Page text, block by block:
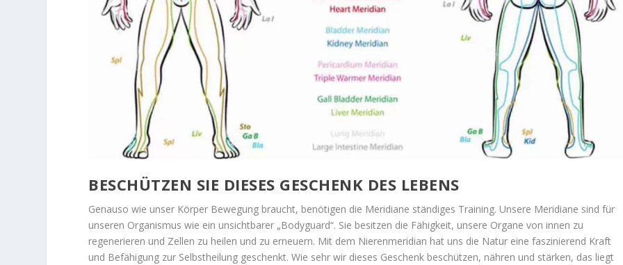
BESCHÜTZEN SIE DIESES GESCHENK DES LEBENS
Genauso wie unser Körper Bewegung braucht, benötigen die Meridiane ständiges Training. Unsere Meridiane sind für
unseren Organismus wie ein unsichtbarer „Bodyguard“. Sie besitzen die Fähigkeit, unsere Organe von innen zu
regenerieren und Zellen zu heilen und zu erneuern. Mit dem Nierenmeridian hat uns die Natur eine faszinierend Kraft
und Befähigung zur Selbstheilung geschenkt. Wie sehr wir dieses Geschenk beschützen, nähren und stärken, das liegt